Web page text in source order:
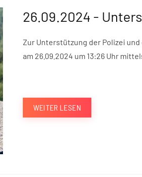
26.09.2024 -
Zur Unterstützung der Polizei
am 26.09.2024 um 13:26 Uhr
WEITER LESEN